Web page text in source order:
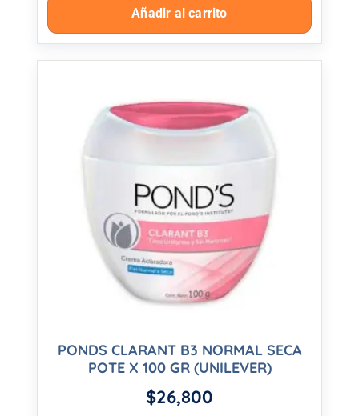
Añadir al carrito
PONDS CLARANT B3 NORMAL SECA
POTE X 100 GR (UNILEVER)
$26,800